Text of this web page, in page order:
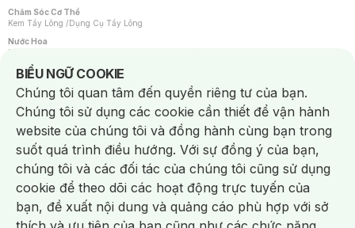
Chăm Sóc Cơ Thể
Kem Tẩy Lông /Dụng Cụ Tẩy Lông
Nước Hoa
Nước Hoa Nữ
Chăm Sóc Cá Nhân
Chống Muỗi /Khẩu Trang /Máy Massage/Mặt Nạ Xông Hơi /Nước Rửa Tay/
Sản Phẩm Chăm Sóc Khác /Bàn Chải Đánh Răng /Bàn Chải Điện/
Hỗ Trợ Trắng Răng/Kem Đánh Răng /Máy Tăm Nước/ Nước Súc Miệng/
Tăm / Chỉ Nha Khoa/ Xịt Thơm Miệng / Dung Dịch Vệ Sinh/Dưỡng Vùng Kín/
Khăn Ướt Vệ Sinh Vùng Kín/Băng Vệ Sinh/Tampon/Bọt Cạo Râu /Dao Cạo Râu/
Máy Cạo Râu
Vấn Đề Về Da
Da Dầu / Lỗ Chân Lông To/ Da Khô / Mất Nước/ Da Lão Hóa/ Da Mụn/
Da Nhạy Cảm / Kích Ứng
Da Xỉn Màu Thâm / Nám / Tàn Nhang
Quầng Thâm & Bọng Mắt /Sẹo /Viêm Da Cơ Địa
Dụng Cụ / Phụ Kiện Chăm Sóc Da
Bông Tẩy Trang
Khăn Lau Mặt Khô Dụng Cụ / Máy Rửa Mặt Máy Chăm Sóc Da
Dụng Cụ Chăm Sóc Khác
BIỂU NGỮ COOKIE
Notice about cookies usage
Chúng tôi quan tâm đến quyền riêng tư của bạn.
Chúng tôi sử dụng các cookie cần thiết để vận hành
website của chúng tôi và đồng hành cùng bạn trong
suốt quá trình điều hướng. Với sự đồng ý của bạn,
chúng tôi và các đối tác của chúng tôi cũng sử dụng
cookie để theo dõi các hoạt động trực tuyến của
bạn, đề xuất nội dung và quảng cáo phù hợp với sở